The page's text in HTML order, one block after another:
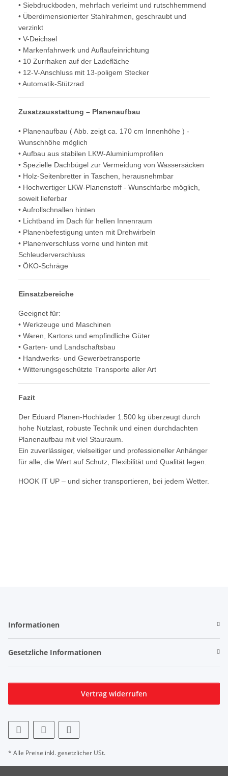
• Siebdruckboden, mehrfach verleimt und rutschhemmend
• Überdimensionierter Stahlrahmen, geschraubt und
verzinkt
• V-Deichsel
• Markenfahrwerk und Auflaufeinrichtung
• 10 Zurrhaken auf der Ladefläche
• 12-V-Anschluss mit 13-poligem Stecker
• Automatik-Stützrad
Zusatzausstattung – Planenaufbau
• Planenaufbau ( Abb. zeigt ca. 170 cm Innenhöhe ) -
Wunschhöhe möglich
• Aufbau aus stabilen LKW-Aluminiumprofilen
• Spezielle Dachbügel zur Vermeidung von Wassersäcken
• Holz-Seitenbretter in Taschen, herausnehmbar
• Hochwertiger LKW-Planenstoff - Wunschfarbe möglich,
soweit lieferbar
• Aufrollschnallen hinten
• Lichtband im Dach für hellen Innenraum
• Planenbefestigung unten mit Drehwirbeln
• Planenverschluss vorne und hinten mit
Schleuderverschluss
• ÖKO-Schräge
Einsatzbereiche
Geeignet für:
• Werkzeuge und Maschinen
• Waren, Kartons und empfindliche Güter
• Garten- und Landschaftsbau
• Handwerks- und Gewerbetransporte
• Witterungsgeschützte Transporte aller Art
Fazit
Der Eduard Planen-Hochlader 1.500 kg überzeugt durch
hohe Nutzlast, robuste Technik und einen durchdachten
Planenaufbau mit viel Stauraum.
Ein zuverlässiger, vielseitiger und professioneller Anhänger
für alle, die Wert auf Schutz, Flexibilität und Qualität legen.
HOOK IT UP – und sicher transportieren, bei jedem Wetter.
Informationen
Gesetzliche Informationen
Vertrag widerrufen
* Alle Preise inkl. gesetzlicher USt.